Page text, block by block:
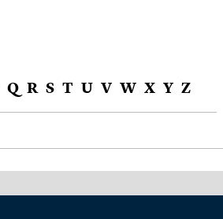
Q R S T U V W X Y Z